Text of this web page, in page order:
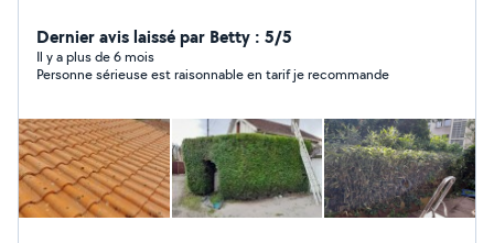
Dernier avis laissé par Betty : 5/5
Il y a plus de 6 mois
Personne sérieuse est raisonnable en tarif je recommande